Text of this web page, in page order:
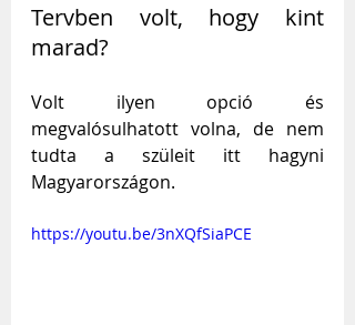
Tervben volt, hogy kint
marad?
Volt ilyen opció és
megvalósulhatott volna, de nem
tudta a szüleit itt hagyni
Magyarországon.
https://youtu.be/3nXQfSiaPCE